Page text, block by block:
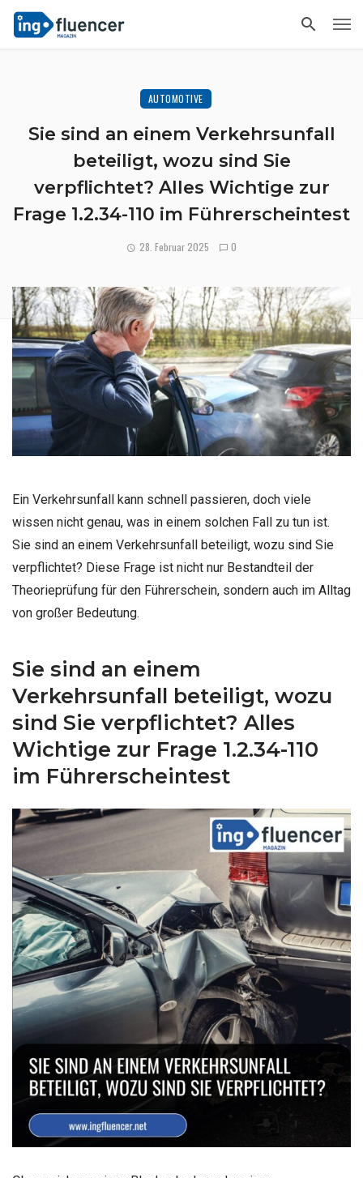
AUTOMOTIVE
Sie sind an einem Verkehrsunfall
beteiligt, wozu sind Sie
verpflichtet? Alles Wichtige zur
Frage 1.2.34-110 im Führerscheintest
28. Februar 2025 0
Ein Verkehrsunfall kann schnell passieren, doch viele
wissen nicht genau, was in einem solchen Fall zu tun ist.
Sie sind an einem Verkehrsunfall beteiligt, wozu sind Sie
verpflichtet? Diese Frage ist nicht nur Bestandteil der
Theorieprüfung für den Führerschein, sondern auch im Alltag
von großer Bedeutung.
Sie sind an einem
Verkehrsunfall beteiligt, wozu
sind Sie verpflichtet? Alles
Wichtige zur Frage 1.2.34-110
im Führerscheintest